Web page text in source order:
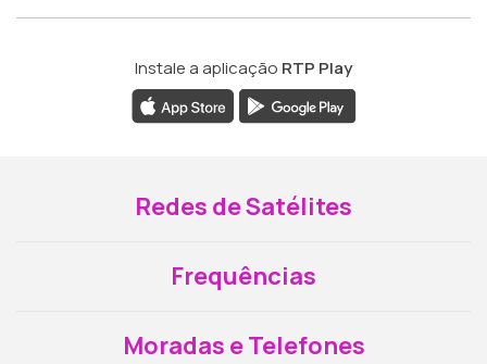
Instale a aplicação RTP Play
Redes de Satélites
Frequências
Moradas e Telefones